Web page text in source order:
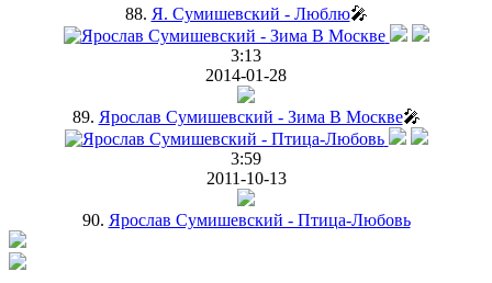
88. Я. Сумишевский - Люблю🎤
3:13
2014-01-28
89. Ярослав Сумишевский - Зима В Москве🎤
3:59
2011-10-13
90. Ярослав Сумишевский - Птица-Любовь